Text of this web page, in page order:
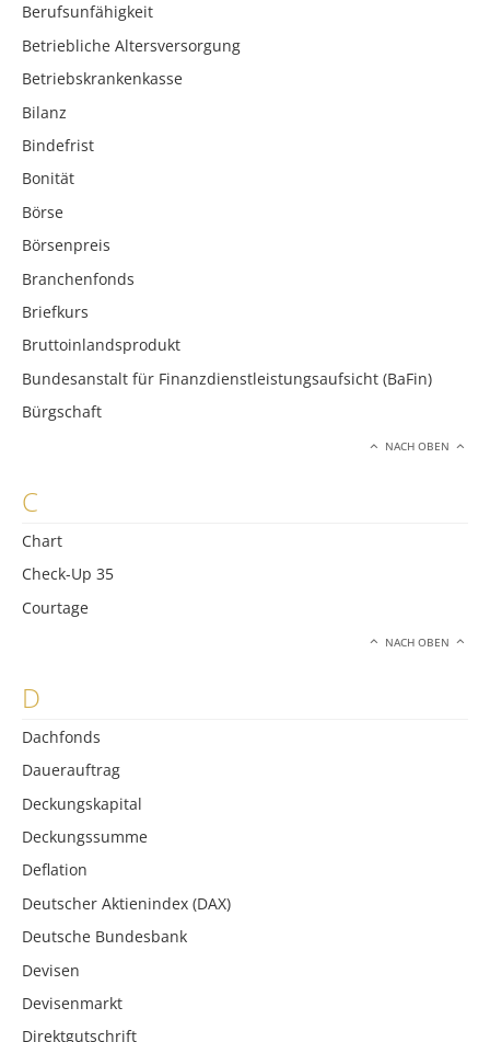
Berufsunfähigkeit
Betriebliche Altersversorgung
Betriebskrankenkasse
Bilanz
Bindefrist
Bonität
Börse
Börsenpreis
Branchenfonds
Briefkurs
Bruttoinlandsprodukt
Bundesanstalt für Finanzdienstleistungsaufsicht (BaFin)
Bürgschaft
NACH OBEN
C
Chart
Check-Up 35
Courtage
NACH OBEN
D
Dachfonds
Dauerauftrag
Deckungskapital
Deckungssumme
Deflation
Deutscher Aktienindex (DAX)
Deutsche Bundesbank
Devisen
Devisenmarkt
Direktgutschrift